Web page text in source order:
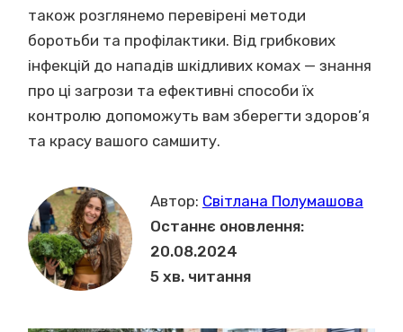
також розглянемо перевірені методи
боротьби та профілактики. Від грибкових
інфекцій до нападів шкідливих комах — знання
про ці загрози та ефективні способи їх
контролю допоможуть вам зберегти здоров’я
та красу вашого самшиту.
Автор: Світлана Полумашова
Останнє оновлення:
20.08.2024
5 хв. читання